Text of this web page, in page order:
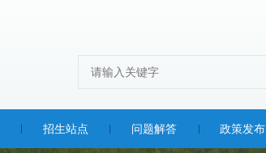
招生站点 问题解答 政策发布